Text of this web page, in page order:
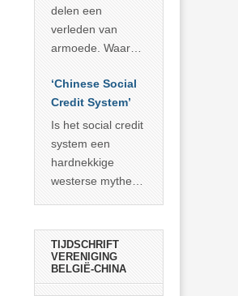
Britse
marxistische
econoom Michael
zien dat
… >> lees meer
leren van
China’s
economisch
delen een
verleden van
armoede. Waar
voorbije veertig
jaar in slaagde
meer dan 800
miljoen mensen
uit de armoede
… >> lees meer
‘Chinese Social
Credit System’
Is het social credit
system een
hardnekkige
westerse mythe of
TIJDSCHRIFT
VERENIGING
BELGIË-CHINA